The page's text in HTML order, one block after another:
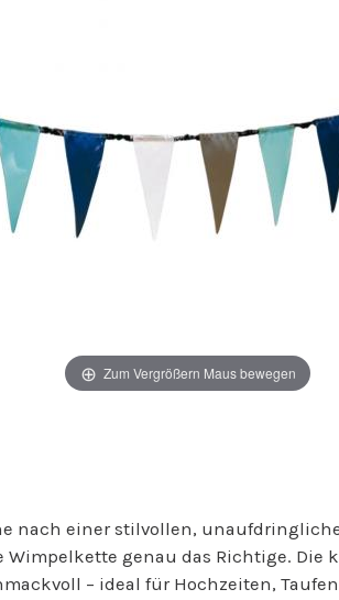
Zum Vergrößern Maus bewegen
nach einer stilvollen,
Wimpelkette genau das Richtige. Die
– ideal für Hochzeiten,